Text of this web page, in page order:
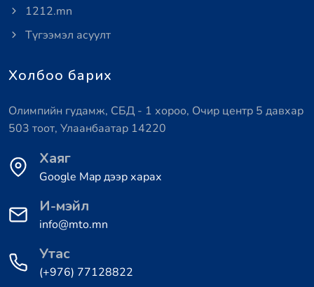
1212.mn
Түгээмэл асуулт
Холбоо барих
Олимпийн гудамж, СБД - 1 хороо, Очир центр 5 давхар
503 тоот, Улаанбаатар 14220
Хаяг
Google Map дээр харах
И-мэйл
info@mto.mn
Утас
(+976) 77128822